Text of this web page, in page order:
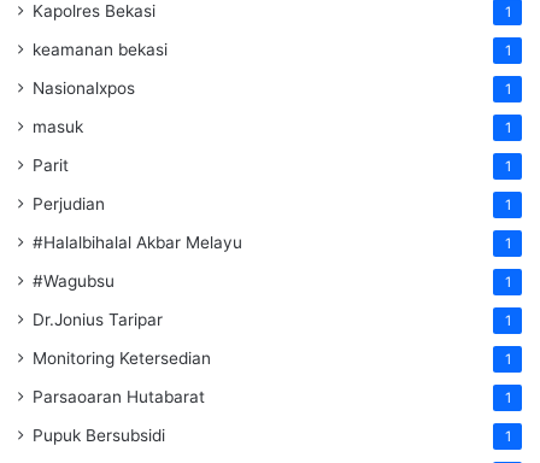
Kapolres Bekasi 1
keamanan bekasi 1
Nasionalxpos 1
masuk 1
Parit 1
Perjudian 1
#Halalbihalal Akbar Melayu 1
#Wagubsu 1
Dr.Jonius Taripar 1
Monitoring Ketersedian 1
Parsaoaran Hutabarat 1
Pupuk Bersubsidi 1